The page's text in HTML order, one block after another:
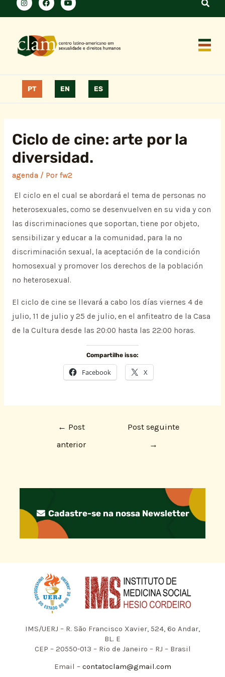
PT EN ES
Ciclo de cine: arte por la
diversidad.
agenda/ Por fw2
El ciclo en el cual se abordará el tema de personas no
heterosexuales, como se desenvuelven en su vida y con
las discriminaciones que soportan, tiene por objeto,
sensibilizar y educar a la comunidad, para la no
discriminación sexual, la aceptación de la condición
homosexual y promover los derechos de la población
no heterosexual.
El ciclo de cine se llevará a cabo los días viernes 4 de
julio, 11 de julio y 25 de julio, en el anfiteatro de la Casa
de la Cultura desde las 20:00 hasta las 22:00 horas.
Compartilhe isso:
Facebook X
← Post
anterior
Post seguinte
→
Cadastre-se na nossa Newsletter
IMS/UERJ – R. São Francisco Xavier, 524, 6º Andar,
BL. E
CEP – 20550-013 – Rio de Janeiro – RJ – Brasil
Email –contatoclam@gmail.com